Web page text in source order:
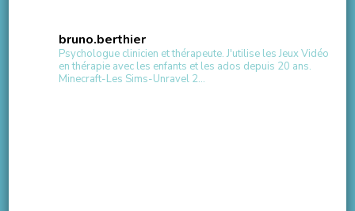
bruno.berthier
Psychologue clinicien et thérapeute.J'utilise les Jeux Vidéo
en thérapie avec les enfants et les ados depuis 20 ans.
Minecraft-Les Sims-Unravel 2...